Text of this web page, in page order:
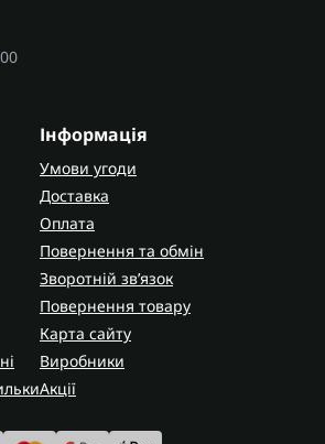
Інформація
Умови угоди
Доставка
Оплата
Повернення та обмін
Зворотній зв’язок
Повернення товару
Карта сайту
Виробники
Акції